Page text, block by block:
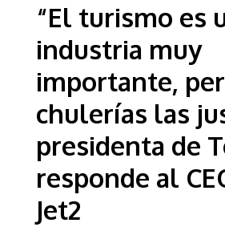
“El turismo es
industria muy
importante,
chulerías las
presidenta de
responde al
Jet2